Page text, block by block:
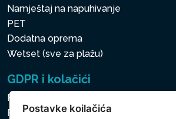
Namještaj na napuhivanje
PET
Dodatna oprema
Wetset (sve za plažu)
GDPR i kolačići
Pravila zaštite osobnih i drugih
Politika kolačića
Postavke koilačića